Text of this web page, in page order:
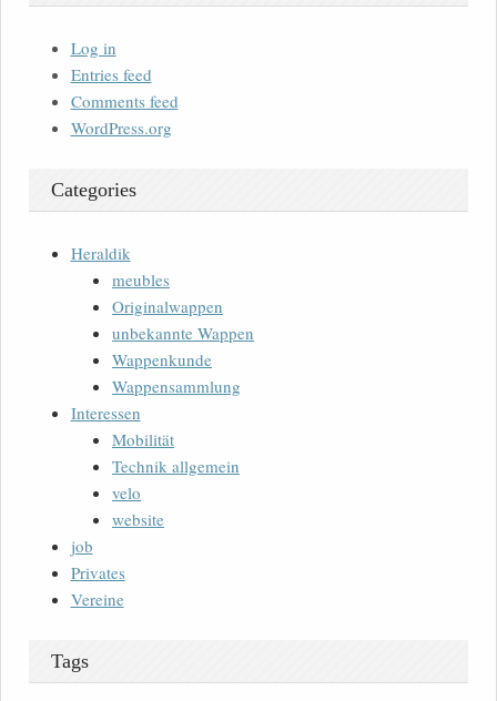
Log in
Entries feed
Comments feed
WordPress.org
Categories
Heraldik
meubles
Originalwappen
unbekannte Wappen
Wappenkunde
Wappensammlung
Interessen
Mobilität
Technik allgemein
velo
website
job
Privates
Vereine
Tags